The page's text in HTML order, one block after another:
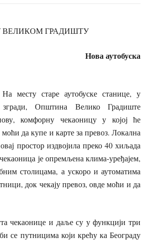
ВЕЛИКОМ ГРАДИШТУ
аутобуска
аутобуске станице, у
згради, Општина Велико Градиште
комфорну чекаоницу у којој ће
да купе и карте за превоз. Локална
простор издвојила преко 40 хиљада
је опремљена клима-уређајем,
столицама, а ускоро и аутоматима
док чекају превоз, овде моћи и да
и даље су у функцији три
се путницима који крећу ка Београду